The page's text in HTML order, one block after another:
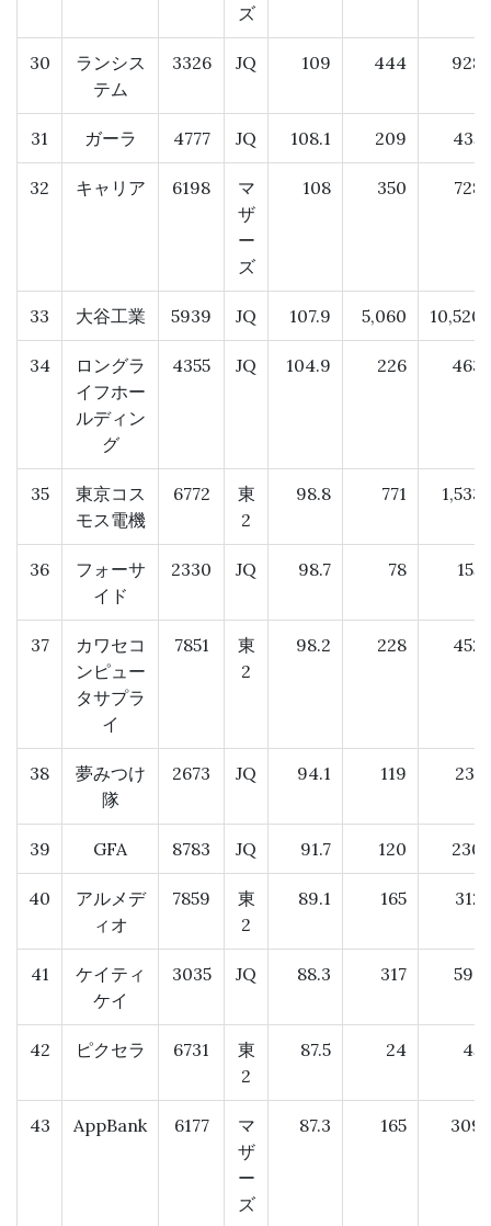
ズ
30
ランシス
テム
3326 JQ 109 444 928
31 ガーラ 4777 JQ 108.1 209 435
32 キャリア 6198
マ
ザ
ー
ズ
108 350 728
33 大谷工業 5939 JQ 107.9 5,060 10,520
34
ロングラ
イフホー
ルディン
グ
4355 JQ 104.9 226 463
35
東京コス
モス電機
6772
東
2
98.8 771 1,533
36
フォーサ
イド
2330 JQ 98.7 78 155
37
カワセコ
ンピュー
タサプラ
イ
7851
東
2
98.2 228 452
38
夢みつけ
隊
2673 JQ 94.1 119 231
39 GFA 8783 JQ 91.7 120 230
40
アルメデ
ィオ
7859
東
2
89.1 165 312
41
ケイティ
ケイ
3035 JQ 88.3 317 597
42 ピクセラ 6731
東
2
87.5 24 45
43 AppBank 6177
マ
ザ
ー
ズ
87.3 165 309